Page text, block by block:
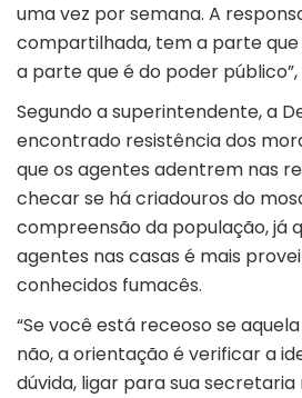
uma vez por semana. A
compartilhada, tem a parte
a parte que é do poder
Segundo a superintendente, a
encontrado resistência dos
que os agentes adentrem nas
checar se há criadouros do
compreensão da população, já
agentes nas casas é mais
conhecidos fumacês.
“Se você está receoso se
não, a orientação é verificar a
dúvida, ligar para sua secretaria